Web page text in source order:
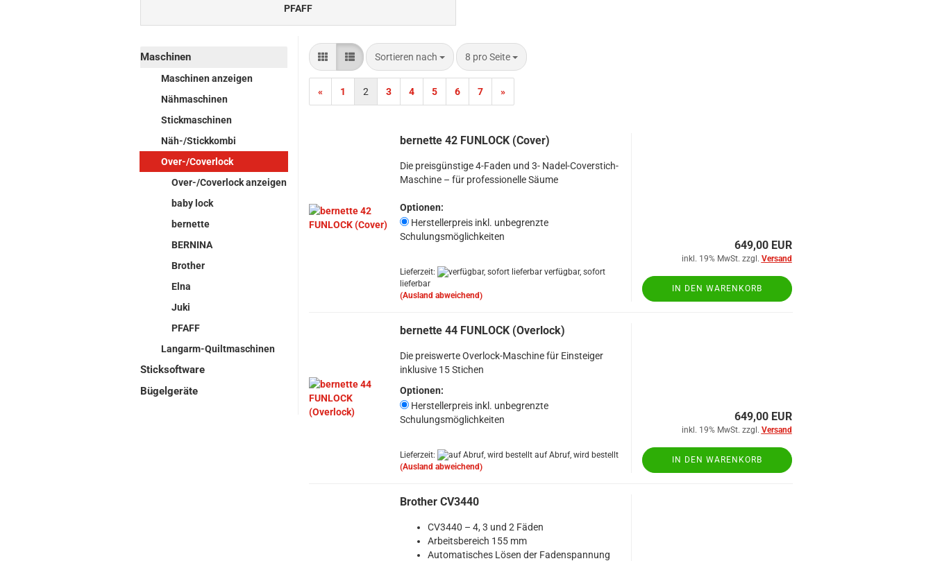
PFAFF
Maschinen
Maschinen anzeigen
Nähmaschinen
Stickmaschinen
Näh-/Stickkombi
Over-/Coverlock
Over-/Coverlock anzeigen
baby lock
bernette
BERNINA
Brother
Elna
Juki
PFAFF
Langarm-Quiltmaschinen
Sticksoftware
Bügelgeräte
Sortieren nach
Sortieren nach 8 pro Seite
pro Seite
« 1 2 3 4 5 6 7 »
bernette 42 FUNLOCK (Cover)
Die preisgünstige 4-Faden und 3- Nadel-Coverstich-
Maschine – für professionelle Säume
Optionen:
Herstellerpreis inkl. unbegrenzte
Schulungsmöglichkeiten
Lieferzeit:
verfügbar, sofort
lieferbar
(Ausland abweichend)
649,00 EUR
inkl. 19% MwSt. zzgl. Versand
IN DEN WARENKORB
bernette 44 FUNLOCK (Overlock)
Die preiswerte Overlock-Maschine für Einsteiger
inklusive 15 Stichen
Optionen:
Herstellerpreis inkl. unbegrenzte
Schulungsmöglichkeiten
Lieferzeit:
auf Abruf, wird bestellt
(Ausland abweichend)
649,00 EUR
inkl. 19% MwSt. zzgl. Versand
IN DEN WARENKORB
Brother CV3440
CV3440 – 4, 3 und 2 Fäden
Arbeitsbereich 155 mm
Automatisches Lösen der Fadenspannung